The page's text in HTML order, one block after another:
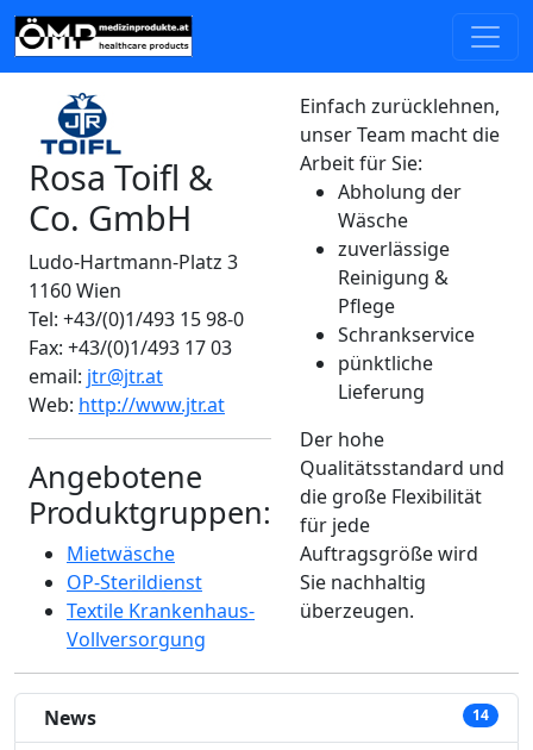
Rosa Toifl &
Co. GmbH
Ludo-Hartmann-Platz 3
1160 Wien
Tel: +43/(0)1/493 15 98-0
Fax: +43/(0)1/493 17 03
email: jtr@jtr.at
Web: http://www.jtr.at
Angebotene
Produktgruppen:
Mietwäsche
OP-Sterildienst
Textile Krankenhaus-
Vollversorgung
Einfach zurücklehnen,
unser Team macht die
Arbeit für Sie:
Abholung der
Wäsche
zuverlässige
Reinigung &
Pflege
Schrankservice
pünktliche
Lieferung
Der hohe
Qualitätsstandard und
die große Flexibilität
für jede
Auftragsgröße wird
Sie nachhaltig
überzeugen.
News 14